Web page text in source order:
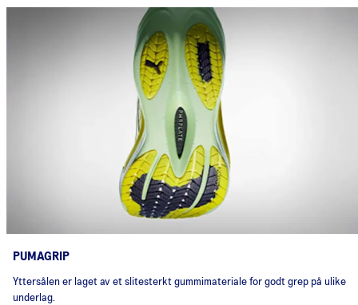
PUMAGRIP
Yttersålen er laget av et slitesterkt gummimateriale for godt grep på ulike
underlag.